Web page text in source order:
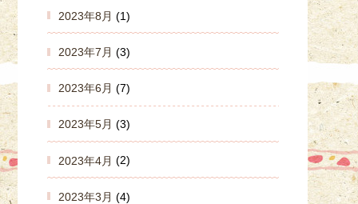
2023年8月 (1)
2023年7月 (3)
2023年6月 (7)
2023年5月 (3)
2023年4月 (2)
2023年3月 (4)